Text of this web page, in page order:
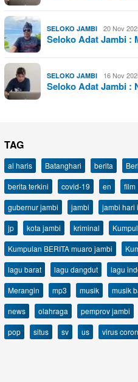
SELOKO JAMBI 20 Nov
Seloko Adat Jambi :
SELOKO JAMBI 16 Nov
Seloko Adat Jambi :
TAG
al haris Batanghari berita
berita terkini
covid-19 en film
gubernur jambi
jambi jambi hari
jp
kota jambi kriminal
Kumpulan BERITA muaro jambi
lagu barat
lagu dangdut lagu
Merangin
mp3 musik musik
news
olahraga pemprov jambi
pop
situs sv us virus